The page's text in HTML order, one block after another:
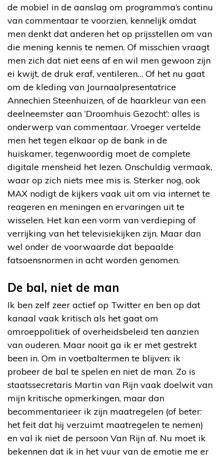
de mobiel in de aanslag om programma’s continu
van commentaar te voorzien, kennelijk omdat
men denkt dat anderen het op prijsstellen om van
die mening kennis te nemen. Of misschien vraagt
men zich dat niet eens af en wil men gewoon zijn
ei kwijt, de druk eraf, ventileren… Of het nu gaat
om de kleding van Journaalpresentatrice
Annechien Steenhuizen, of de haarkleur van een
deelneemster aan ‘Droomhuis Gezocht’: alles is
onderwerp van commentaar. Vroeger vertelde
men het tegen elkaar op de bank in de
huiskamer, tegenwoordig moet de complete
digitale mensheid het lezen. Onschuldig vermaak,
waar op zich niets mee mis is. Sterker nog, ook
MAX nodigt de kijkers vaak uit om via internet te
reageren en meningen en ervaringen uit te
wisselen. Het kan een vorm van verdieping of
verrijking van het televisiekijken zijn. Maar dan
wel onder de voorwaarde dat bepaalde
fatsoensnormen in acht worden genomen.
De bal, niet de man
Ik ben zelf zeer actief op Twitter en ben op dat
kanaal vaak kritisch als het gaat om
omroeppolitiek of overheidsbeleid ten aanzien
van ouderen. Maar nooit ga ik er met gestrekt
been in. Om in voetbaltermen te blijven: ik
probeer de bal te spelen en niet de man. Zo is
staatssecretaris Martin van Rijn vaak doelwit van
mijn kritische opmerkingen, maar dan
becommentarieer ik zijn maatregelen (of beter:
het feit dat hij verzuimt maatregelen te nemen)
en val ik niet de persoon Van Rijn af. Nu moet ik
bekennen dat ik in het vuur van de emotie me er